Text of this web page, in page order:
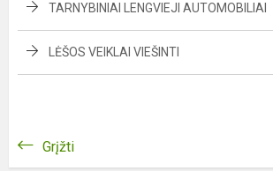
TARNYBINIAI LENGVIEJI AUTOMOBILIAI
LĖŠOS VEIKLAI VIEŠINTI
Grįžti